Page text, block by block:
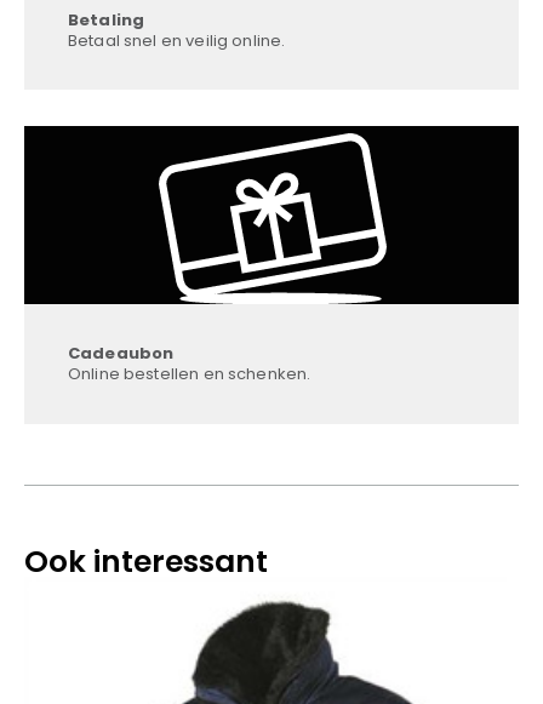
Betaling
Betaal snel en veilig online.
Cadeaubon
Online bestellen en schenken.
Ook interessant